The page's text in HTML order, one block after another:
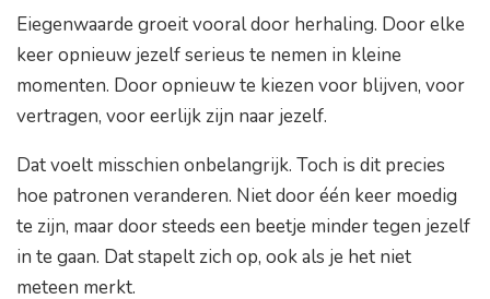
Eiegenwaarde groeit vooral door herhaling. Door elke
keer opnieuw jezelf serieus te nemen in kleine
momenten. Door opnieuw te kiezen voor blijven, voor
vertragen, voor eerlijk zijn naar jezelf.
Dat voelt misschien onbelangrijk. Toch is dit precies
hoe patronen veranderen. Niet door één keer moedig
te zijn, maar door steeds een beetje minder tegen jezelf
in te gaan. Dat stapelt zich op, ook als je het niet
meteen merkt.